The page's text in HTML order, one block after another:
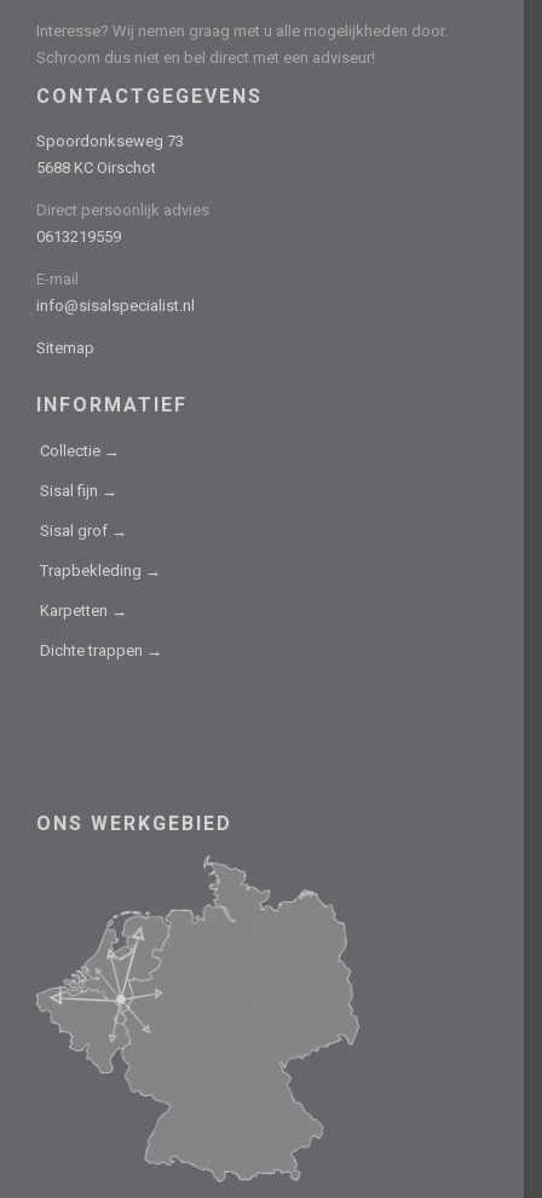
Interesse? Wij nemen graag met u alle mogelijkheden door.
Schroom dus niet en bel direct met een adviseur!
CONTACTGEGEVENS
Spoordonkseweg 73
5688 KC Oirschot
Direct persoonlijk advies
0613219559
E-mail
info@sisalspecialist.nl
Sitemap
INFORMATIEF
Collectie →
Sisal fijn →
Sisal grof →
Trapbekleding →
Karpetten →
Dichte trappen →
ONS WERKGEBIED